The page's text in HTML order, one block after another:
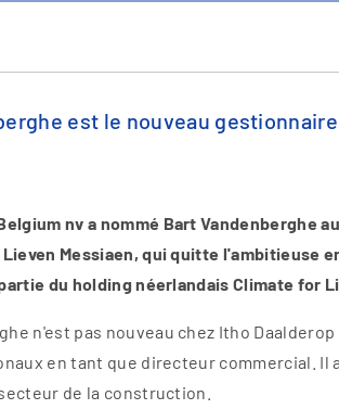
est le nouveau
nv a nommé Bart Vandenberghe
Messiaen, qui quitte l'ambitieuse
du holding néerlandais Climate for
n'est pas nouveau chez Itho
en tant que directeur commercial. Il
de la construction.